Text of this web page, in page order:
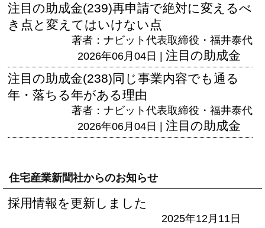
注目の助成金(239)再申請で絶対に変えるべ
き点と変えてはいけない点
著者：ナビット代表取締役・福井泰代
2026年06月04日 | 注目の助成金
注目の助成金(238)同じ事業内容でも通る
年・落ちる年がある理由
著者：ナビット代表取締役・福井泰代
2026年06月04日 | 注目の助成金
住宅産業新聞社からのお知らせ
採用情報を更新しました
2025年12月11日